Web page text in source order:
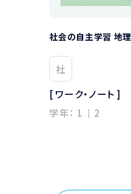
社会の自主学習 地理
社
[ ワーク・ノート ]
学年： 1 2